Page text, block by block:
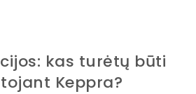
kas turėtų būti
Keppra?